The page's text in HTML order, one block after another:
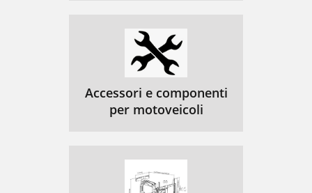
Accessori e componenti
per motoveicoli